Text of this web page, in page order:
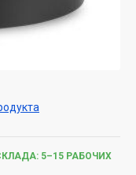
5–15 РАБОЧИХ